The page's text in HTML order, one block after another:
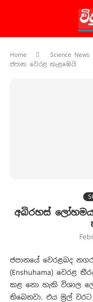
Home Science News
ජපාන වෙරළ කැළඹෙයි
අබිරහස්
ජපානයේ වෙරළබද
(Enshuhama)
කළ නො හැකි විශාල
තිබෙනවා. එය මුල්